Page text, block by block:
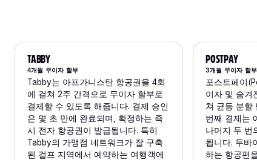
TABBY
4개월 무이자 할부
Tabby는 아프가니스탄 항공권을 4회
에 걸쳐 2주 간격으로 무이자 할부로
결제할 수 있도록 해줍니다. 결제 승인
은 몇 초 만에 완료되며, 확정하는 즉
시 전자 항공권이 발급됩니다. 특히
Tabby의 가맹점 네트워크가 잘 구축
된 걸프 지역에서 예약하는 여행객에
POSTPAY
3개월 무이자 할부
포스트페이
이자 및 숨겨
쳐 균등 분할
번째 결제는
나머지 두 번
됩니다. 두바
하는 항공편